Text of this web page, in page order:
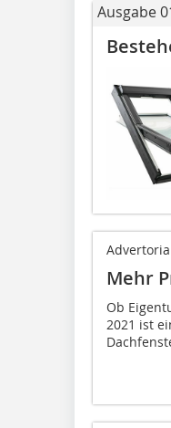
Ausgabe
Mehr
Ob
2021 ist